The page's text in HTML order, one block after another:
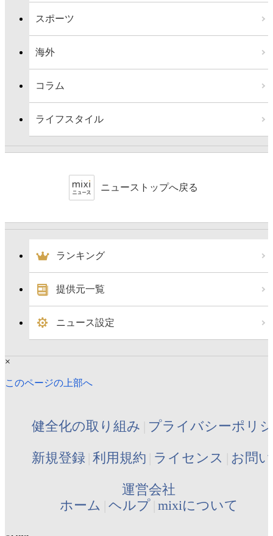
スポーツ
海外
コラム
ライフスタイル
ニューストップへ戻る
ランキング
提供元一覧
ニュース設定
×
このページの上部へ
健全化の取り組み プライバシーポリ
新規登録 利用規約 ライセンス お問
運営会社
ホーム ヘルプ mixiについて